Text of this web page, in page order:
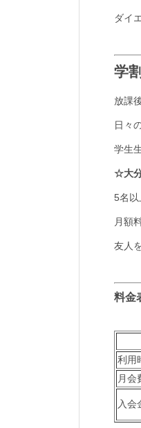
ダイ
学
放課
日々
学生
☆大
5名以
月額
友人
料金
利用
月会
入会